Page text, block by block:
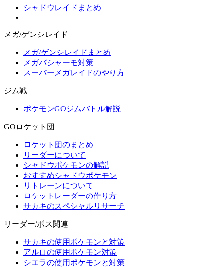
シャドウレイドまとめ
メガ/ゲンシレイド
メガ/ゲンシレイドまとめ
メガバシャーモ対策
スーパーメガレイドのやり方
ジム戦
ポケモンGOジムバトル解説
GOロケット団
ロケット団のまとめ
リーダーについて
シャドウポケモンの解説
おすすめシャドウポケモン
リトレーンについて
ロケットレーダーの作り方
サカキのスペシャルリサーチ
リーダー/ボス関連
サカキの使用ポケモンと対策
アルロの使用ポケモン対策
シエラの使用ポケモンと対策